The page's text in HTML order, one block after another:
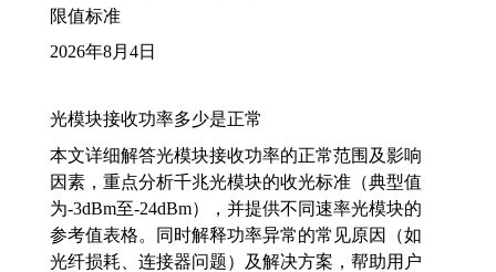
限值标准
2026年8月4日
光模块接收功率多少是正常
本文详细解答光模块接收功率的正常范围及影响
因素，重点分析千兆光模块的收光标准（典型值
为-3dBm至-24dBm），并提供不同速率光模块的
参考值表格。同时解释功率异常的常见原因（如
光纤损耗、连接器问题）及解决方案，帮助用户